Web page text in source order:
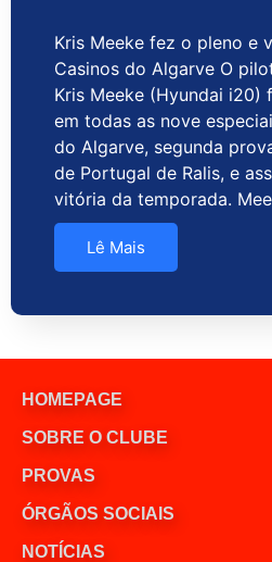
Kris Meeke fez o pleno e
Casinos do Algarve O
Kris Meeke (Hyundai i20)
em todas as nove
do Algarve, segunda
de Portugal de Ralis, e
vitória da temporada.
Lê Mais
HOMEPAGE
SOBRE O CLUBE
PROVAS
ÓRGÃOS SOCIAIS
NOTÍCIAS